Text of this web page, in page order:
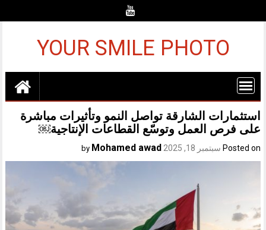
YOUR SMILE PHOTO
استثمارات الشارقة تواصل النمو وتأثيرات مباشرة
على فرص العمل وتوسّع القطاعات الإنتاجية￼
Posted on سبتمبر 18, 2025 Mohamed awad